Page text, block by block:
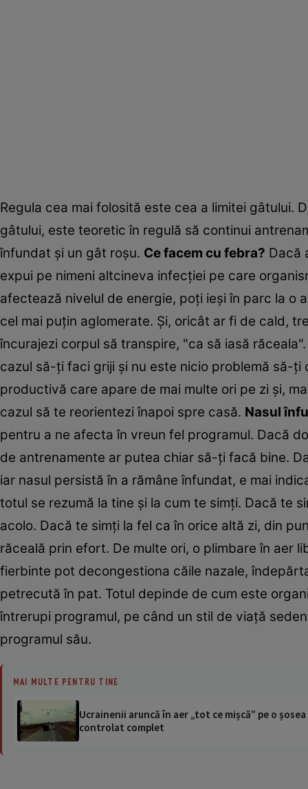
Regula cea mai folosită este cea a limitei gâtului.
gâtului, este teoretic în regulă să continui
înfundat şi un gât roşu. Ce facem cu febra? Dacă
expui pe nimeni altcineva infecţiei pe care
afectează nivelul de energie, poţi ieşi în parc la o
cel mai puţin aglomerate. Şi, oricât ar fi de cald,
încurajezi corpul să transpire, "ca să iasă
cazul să-ţi faci griji şi nu este nicio problemă să-
productivă care apare de mai multe ori pe zi şi,
cazul să te reorientezi înapoi spre casă. Nasul
pentru a ne afecta în vreun fel programul. Dacă
de antrenamente ar putea chiar să-ţi facă bine.
iar nasul persistă în a rămâne înfundat, e mai
totul se rezumă la tine şi la cum te simţi. Dacă te
acolo. Dacă te simţi la fel ca în orice altă zi, din
răceală prin efort. De multe ori, o plimbare în aer
fierbinte pot decongestiona căile nazale,
petrecută în pat. Totul depinde de cum este
întrerupi programul, pe când un stil de viaţă
programul său.
MAI MULTE PENTRU TINE
Ucrainenii aruncă în aer „tot ce mișcă” pe o
controlat complet